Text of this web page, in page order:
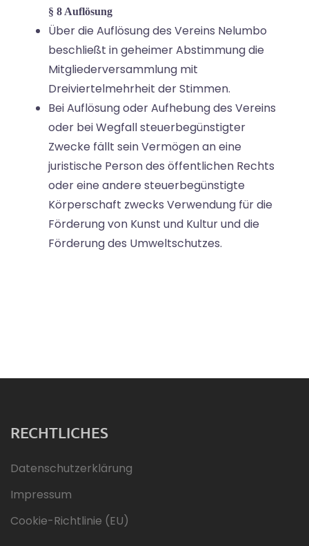
§ 8 Auflösung
Über die Auflösung des Vereins Nelumbo
beschließt in geheimer Abstimmung die
Mitgliederversammlung mit
Dreiviertelmehrheit der Stimmen.
Bei Auflösung oder Aufhebung des Vereins
oder bei Wegfall steuerbegünstigter
Zwecke fällt sein Vermögen an eine
juristische Person des öffentlichen Rechts
oder eine andere steuerbegünstigte
Körperschaft zwecks Verwendung für die
Förderung von Kunst und Kultur und die
Förderung des Umweltschutzes.
RECHTLICHES
Datenschutzerklärung
Impressum
Cookie-Richtlinie (EU)